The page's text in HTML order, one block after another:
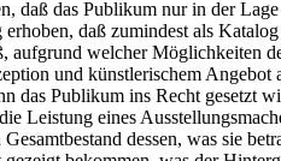
daß das Publikum nur in der
daß zumindest als
welcher Möglichkeiten
und künstlerischem Angebot
das Publikum ins Recht gesetzt
Leistung eines
dessen, was sie